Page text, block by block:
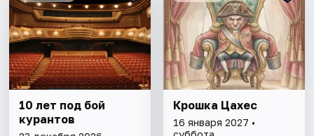
10 лет под бой
курантов
Крошка Цахес
16 января 2027 •